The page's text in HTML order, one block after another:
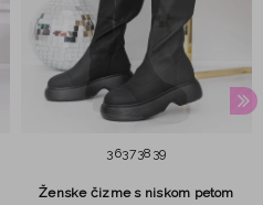
363738 39
Ženske čizme s niskom petom